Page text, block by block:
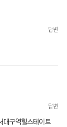
답변
답변
구역힐스테이트